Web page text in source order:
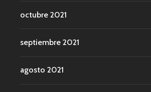
octubre 2021
septiembre 2021
agosto 2021